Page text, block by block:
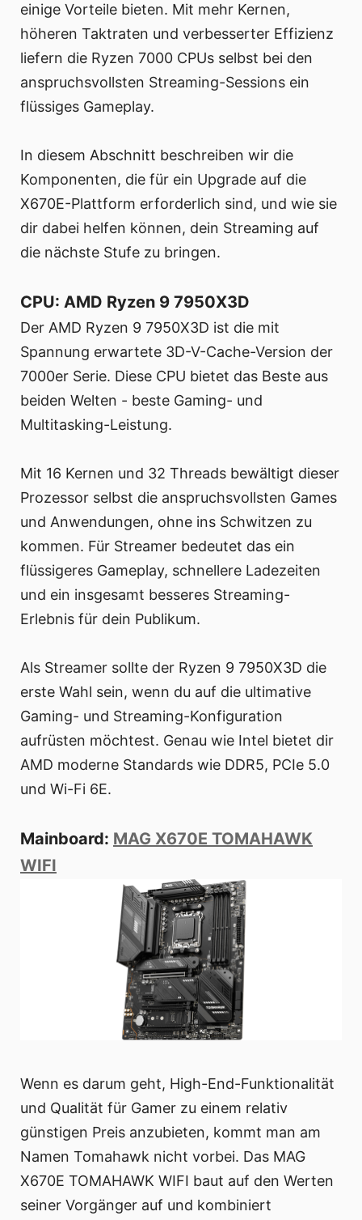
einige Vorteile bieten. Mit mehr Kernen,
höheren Taktraten und verbesserter Effizienz
liefern die Ryzen 7000 CPUs selbst bei den
anspruchsvollsten Streaming-Sessions ein
flüssiges Gameplay.
In diesem Abschnitt beschreiben wir die
Komponenten, die für ein Upgrade auf die
X670E-Plattform erforderlich sind, und wie sie
dir dabei helfen können, dein Streaming auf
die nächste Stufe zu bringen.
CPU: AMD Ryzen 9 7950X3D
Der AMD Ryzen 9 7950X3D ist die mit
Spannung erwartete 3D-V-Cache-Version der
7000er Serie. Diese CPU bietet das Beste aus
beiden Welten - beste Gaming- und
Multitasking-Leistung.
Mit 16 Kernen und 32 Threads bewältigt dieser
Prozessor selbst die anspruchsvollsten Games
und Anwendungen, ohne ins Schwitzen zu
kommen. Für Streamer bedeutet das ein
flüssigeres Gameplay, schnellere Ladezeiten
und ein insgesamt besseres Streaming-
Erlebnis für dein Publikum.
Als Streamer sollte der Ryzen 9 7950X3D die
erste Wahl sein, wenn du auf die ultimative
Gaming- und Streaming-Konfiguration
aufrüsten möchtest. Genau wie Intel bietet dir
AMD moderne Standards wie DDR5, PCIe 5.0
und Wi-Fi 6E.
Mainboard: MAG X670E TOMAHAWK
WIFI
Wenn es darum geht, High-End-Funktionalität
und Qualität für Gamer zu einem relativ
günstigen Preis anzubieten, kommt man am
Namen Tomahawk nicht vorbei. Das MAG
X670E TOMAHAWK WIFI baut auf den Werten
seiner Vorgänger auf und kombiniert